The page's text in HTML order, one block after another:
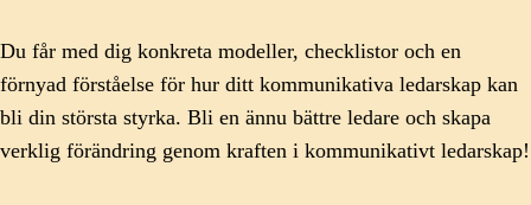
Du får med dig konkreta modeller, checklistor och en
förnyad förståelse för hur ditt kommunikativa ledarskap kan
bli din största styrka. Bli en ännu bättre ledare och skapa
verklig förändring genom kraften i kommunikativt ledarskap!